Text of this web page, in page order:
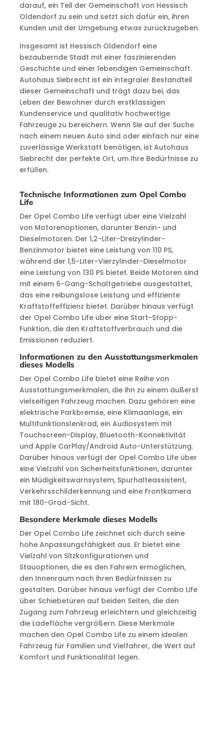
darauf, ein Teil der Gemeinschaft von Hessisch
Oldendorf zu sein und setzt sich dafür ein, ihren
Kunden und der Umgebung etwas zurückzugeben.
Insgesamt ist Hessisch Oldendorf eine
bezaubernde Stadt mit einer faszinierenden
Geschichte und einer lebendigen Gemeinschaft.
Autohaus Siebrecht ist ein integraler Bestandteil
dieser Gemeinschaft und trägt dazu bei, das
Leben der Bewohner durch erstklassigen
Kundenservice und qualitativ hochwertige
Fahrzeuge zu bereichern. Wenn Sie auf der Suche
nach einem neuen Auto sind oder einfach nur eine
zuverlässige Werkstatt benötigen, ist Autohaus
Siebrecht der perfekte Ort, um Ihre Bedürfnisse zu
erfüllen.
Technische Informationen zum Opel Combo
Life
Der Opel Combo Life verfügt über eine Vielzahl
von Motorenoptionen, darunter Benzin- und
Dieselmotoren. Der 1,2-Liter-Dreizylinder-
Benzinmotor bietet eine Leistung von 110 PS,
während der 1,5-Liter-Vierzylinder-Dieselmotor
eine Leistung von 130 PS bietet. Beide Motoren sind
mit einem 6-Gang-Schaltgetriebe ausgestattet,
das eine reibungslose Leistung und effiziente
Kraftstoffeffizienz bietet. Darüber hinaus verfügt
der Opel Combo Life über eine Start-Stopp-
Funktion, die den Kraftstoffverbrauch und die
Emissionen reduziert.
Informationen zu den Ausstattungsmerkmalen
dieses Modells
Der Opel Combo Life bietet eine Reihe von
Ausstattungsmerkmalen, die ihn zu einem äußerst
vielseitigen Fahrzeug machen. Dazu gehören eine
elektrische Parkbremse, eine Klimaanlage, ein
Multifunktionslenkrad, ein Audiosystem mit
Touchscreen-Display, Bluetooth-Konnektivität
und Apple CarPlay/Android Auto-Unterstützung.
Darüber hinaus verfügt der Opel Combo Life über
eine Vielzahl von Sicherheitsfunktionen, darunter
ein Müdigkeitswarnsystem, Spurhalteassistent,
Verkehrsschilderkennung und eine Frontkamera
mit 180-Grad-Sicht.
Besondere Merkmale dieses Modells
Der Opel Combo Life zeichnet sich durch seine
hohe Anpassungsfähigkeit aus. Er bietet eine
Vielzahl von Sitzkonfigurationen und
Stauoptionen, die es den Fahrern ermöglichen,
den Innenraum nach ihren Bedürfnissen zu
gestalten. Darüber hinaus verfügt der Combo Life
über Schiebetüren auf beiden Seiten, die den
Zugang zum Fahrzeug erleichtern und gleichzeitig
die Ladefläche vergrößern. Diese Merkmale
machen den Opel Combo Life zu einem idealen
Fahrzeug für Familien und Vielfahrer, die Wert auf
Komfort und Funktionalität legen.